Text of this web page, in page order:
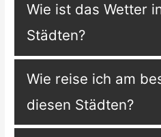
Wie ist das Wetter
Städten?
Wie reise ich am
diesen Städten?